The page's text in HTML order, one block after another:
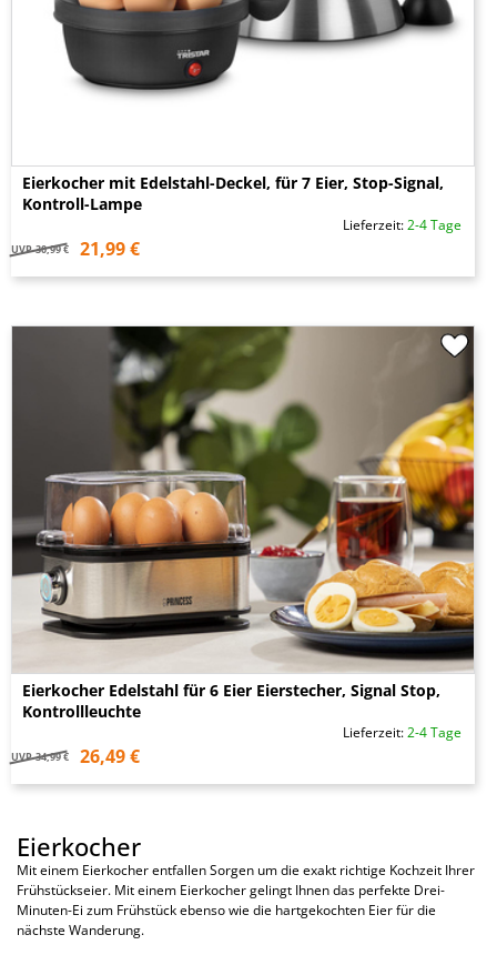
Eierkocher mit Edelstahl-Deckel, für 7 Eier, Stop-Signal,
Kontroll-Lampe
Lieferzeit:2-4 Tage
UVP 30,99 € 21,99 €
Eierkocher Edelstahl für 6 Eier Eierstecher, Signal Stop,
Kontrollleuchte
Lieferzeit:2-4 Tage
UVP 34,99 € 26,49 €
Eierkocher
Mit einem Eierkocher entfallen Sorgen um die exakt richtige Kochzeit Ihrer
Frühstückseier. Mit einem Eierkocher gelingt Ihnen das perfekte Drei-
Minuten-Ei zum Frühstück ebenso wie die hartgekochten Eier für die
nächste Wanderung.